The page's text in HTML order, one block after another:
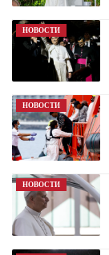
НОВОСТИ
НОВОСТИ
НОВОСТИ